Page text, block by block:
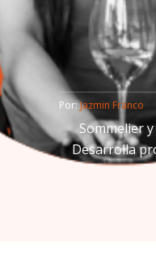
Por: Jazmin Franco
Sommelier
Desarrolla